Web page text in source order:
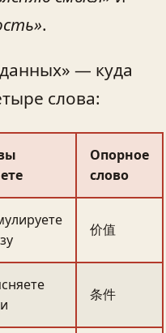
.
— куда
слова:
Опорное
слово
价值
条件